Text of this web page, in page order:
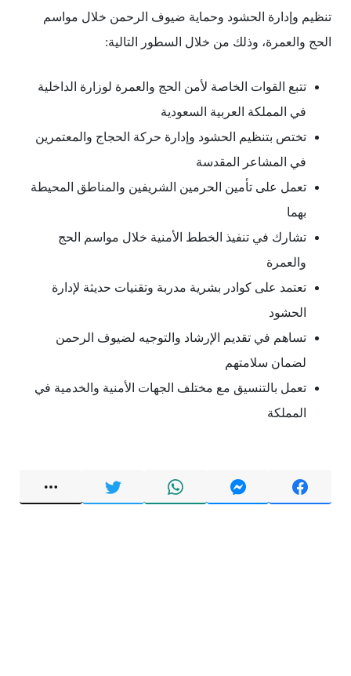
تنظيم وإدارة الحشود وحماية ضيوف الرحمن خلال مواسم
الحج والعمرة، وذلك من خلال السطور التالية:
تتبع القوات الخاصة لأمن الحج والعمرة لوزارة الداخلية
في المملكة العربية السعودية
تختص بتنظيم الحشود وإدارة حركة الحجاج والمعتمرين
في المشاعر المقدسة
تعمل على تأمين الحرمين الشريفين والمناطق المحيطة
بهما
تشارك في تنفيذ الخطط الأمنية خلال مواسم الحج
والعمرة
تعتمد على كوادر بشرية مدربة وتقنيات حديثة لإدارة
الحشود
تساهم في تقديم الإرشاد والتوجيه لضيوف الرحمن
لضمان سلامتهم
تعمل بالتنسيق مع مختلف الجهات الأمنية والخدمية في
المملكة